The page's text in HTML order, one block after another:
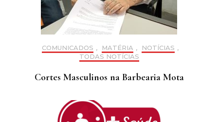
COMUNICADOS , MATÉRIA , NOTÍCIAS ,
TODAS NOTÍCIAS
Cortes Masculinos na Barbearia Mota